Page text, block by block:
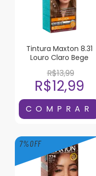
Tintura Maxton 8.31
Louro Claro Bege
R$13,99
R$12,99
7%OFF